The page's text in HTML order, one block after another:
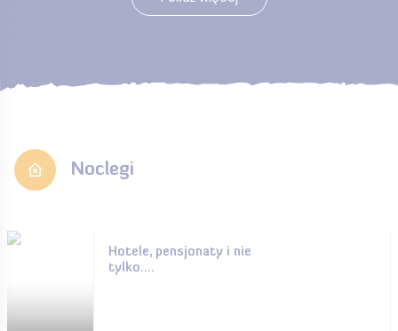
Noclegi
Hotele, pensjonaty i nie
tylko....